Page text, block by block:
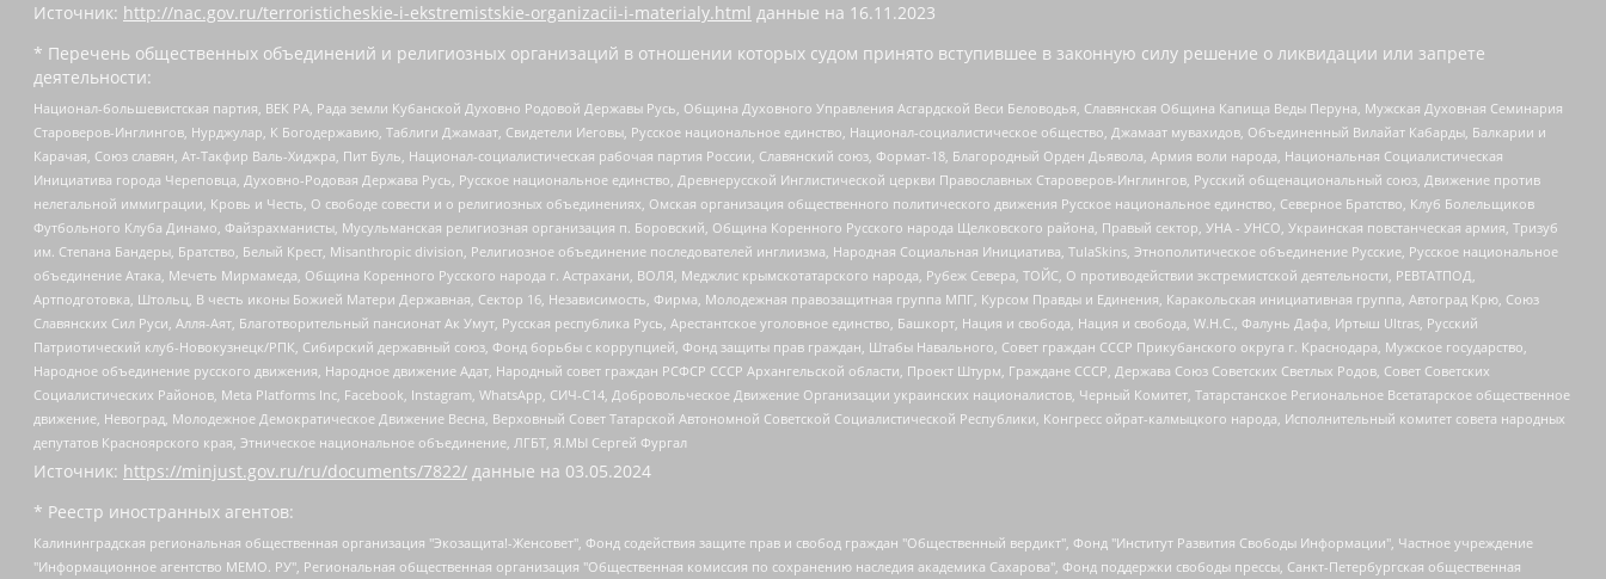
Источник: http://nac.gov.ru/terroristicheskie-i-ekstremistskie-organizacii-i-materialy.html данные на 16.11.2023
* Перечень общественных объединений и религиозных организаций в отношении которых судом принято вступившее в законную силу решение о ликвидации или запрете
деятельности:
Национал-большевистская партия, ВЕК РА, Рада земли Кубанской Духовно Родовой Державы Русь, Община Духовного Управления Асгардской Веси Беловодья, Славянская Община Капища Веды Перуна, Мужская Духовная Семинария
Староверов-Инглингов, Нурджулар, К Богодержавию, Таблиги Джамаат, Свидетели Иеговы, Русское национальное единство, Национал-социалистическое общество, Джамаат мувахидов, Объединенный Вилайат Кабарды, Балкарии и
Карачая, Союз славян, Ат-Такфир Валь-Хиджра, Пит Буль, Национал-социалистическая рабочая партия России, Славянский союз, Формат-18, Благородный Орден Дьявола, Армия воли народа, Национальная Социалистическая
Инициатива города Череповца, Духовно-Родовая Держава Русь, Русское национальное единство, Древнерусской Инглистической церкви Православных Староверов-Инглингов, Русский общенациональный союз, Движение против
нелегальной иммиграции, Кровь и Честь, О свободе совести и о религиозных объединениях, Омская организация общественного политического движения Русское национальное единство, Северное Братство, Клуб Болельщиков
Футбольного Клуба Динамо, Файзрахманисты, Мусульманская религиозная организация п. Боровский, Община Коренного Русского народа Щелковского района, Правый сектор, УНА - УНСО, Украинская повстанческая армия, Тризуб
им. Степана Бандеры, Братство, Белый Крест, Misanthropic division, Религиозное объединение последователей инглиизма, Народная Социальная Инициатива, TulaSkins, Этнополитическое объединение Русские, Русское национальное
объединение Атака, Мечеть Мирмамеда, Община Коренного Русского народа г. Астрахани, ВОЛЯ, Меджлис крымскотатарского народа, Рубеж Севера, ТОЙС, О противодействии экстремистской деятельности, РЕВТАТПОД,
Артподготовка, Штольц, В честь иконы Божией Матери Державная, Сектор 16, Независимость, Фирма, Молодежная правозащитная группа МПГ, Курсом Правды и Единения, Каракольская инициативная группа, Автоград Крю, Союз
Славянских Сил Руси, Алля-Аят, Благотворительный пансионат Ак Умут, Русская республика Русь, Арестантское уголовное единство, Башкорт, Нация и свобода, Нация и свобода, W.H.С., Фалунь Дафа, Иртыш Ultras, Русский
Патриотический клуб-Новокузнецк/РПК, Сибирский державный союз, Фонд борьбы с коррупцией, Фонд защиты прав граждан, Штабы Навального, Совет граждан СССР Прикубанского округа г. Краснодара, Мужское государство,
Народное объединение русского движения, Народное движение Адат, Народный совет граждан РСФСР СССР Архангельской области, Проект Штурм, Граждане СССР, Держава Союз Советских Светлых Родов, Совет Советских
Социалистических Районов, Meta Platforms Inc, Facebook, Instagram, WhatsApp, СИЧ-С14, Добровольческое Движение Организации украинских националистов, Черный Комитет, Татарстанское Региональное Всетатарское общественное
движение, Невоград, Молодежное Демократическое Движение Весна, Верховный Совет Татарской Автономной Советской Социалистической Республики, Конгресс ойрат-калмыцкого народа, Исполнительный комитет совета народных
депутатов Красноярского края, Этническое национальное объединение, ЛГБТ, Я.МЫ Сергей Фургал
Источник: https://minjust.gov.ru/ru/documents/7822/ данные на 03.05.2024
* Реестр иностранных агентов:
Калининградская региональная общественная организация "Экозащита!-Женсовет", Фонд содействия защите прав и свобод граждан "Общественный вердикт", Фонд "Институт Развития Свободы Информации", Частное учреждение "Информационное агентство МЕМО. РУ", Региональная общественная организация "Общественная комиссия по сохранению наследия академика Сахарова", Фонд поддержки свободы прессы, Санкт-Петербургская общественная правозащитная организация "Гражданский контроль", Межрегиональная общественная организация "Информационно-просветительский центр "Мемориал", Региональный Фонд "Центр Защиты Прав Средств Массовой Информации", с 05.12.2023 Фонд "Центр Защиты Прав Средств массовой информации", Региональная общественная благотворительная организация помощи беженцам и мигрантам "Гражданское содействие", Негосударственное образовательное учреждение дополнительного профессионального образования (повышение квалификации) специалистов "АКАДЕМИЯ ПО ПРАВАМ ЧЕЛОВЕКА", Свердловская региональная общественная организация "Сутяжник", Автономная некоммерческая организация "Центр независимых социологических исследований", Союз общественных объединений "Российский исследовательский центр по правам человека", Региональное общественное учреждение научно-информационный центр "МЕМОРИАЛ", Некоммерческая организация "Фонд защиты гласности", Автономная некоммерческая организация "Институт прав человека", Городская общественная организация "Екатеринбургское общество "МЕМОРИАЛ", Городская общественная организация "Рязанское историко-просветительское и правозащитное общество "Мемориал" (Рязанский Мемориал), Челябинский региональный орган общественной самодеятельности – женское общественное объединение "Женщины Евразии", Челябинский региональный орган общественной самодеятельности "Уральская правозащитная группа", Фонд содействия защите здоровья и социальной справедливости имени Андрея Рылькова, Автономная Некоммерческая Организация "Аналитический Центр Юрия Левады", Автономная некоммерческая организация социальной поддержки населения "Проект Апрель", Региональная общественная организация помощи женщинам и детям, находящимся в кризисной ситуации "Информационно-методический центр "Анна", Фонд содействия развитию массовых коммуникаций и правовому просвещению "Так-так-Так", Фонд содействия устойчивому развитию "Серебряная тайга", Свердловский региональный общественный фонд социальных проектов "Новое время", "Idel.Реалии", Кавказ.Реалии, Крым.Реалии, Телеканал Настоящее Время, Татаро-башкирская служба Радио Свобода (Azatliq Radiosi), Радио Свободная Европа/Радио Свобода (PCE/PC), "Сибирь.Реалии", "Фактограф", Благотворительный фонд помощи осужденным и их семьям, Автономная некоммерческая организация "Институт глобализации и социальных движений", Фонд "В защиту прав заключенных", Частное учреждение "Центр поддержки и содействия развитию средств массовой информации", Пензенский региональный общественный благотворительный фонд "Гражданский союз", "Север.Реалии", Некоммерческая организация Фонд "Правовая инициатива", Общество с ограниченной ответственностью "Радио Свободная Европа/Радио Свобода", Чешское информационное агентство "MEDIUM-ORIENT", Красноярская региональная общественная организация "Мы против СПИДа", Камалягин Денис Николаевич, Маркелов Сергей Евгеньевич, Пономарев Лев Александрович, Савицкая Людмила Алексеевна, Автономная некоммерческая организация "Центр по работе с проблемой насилия "НАСИЛИЮ.НЕТ", Межрегиональный профессиональный союз работников здравоохранения "Альянс врачей", Юридическое лицо, зарегистрированное в Латвийской Республике, SIA "Medusa Project" (регистрационный номер 40103797863, дата регистрации 10.06.2014), Некоммерческая организация "Фонд по борьбе с коррупцией", Автономная некоммерческая организация "Институт права и публичной политики", Баданин Роман Сергеевич, Гликин Максим Александрович, Железнова Мария Михайловна, Лукьянова Юлия Сергеевна, Маетная Елизавета Витальевна, Маняхин Петр Борисович, Чуракова Ольга Владимировна, Ярош Юлия Петровна, Юридическое лицо "The Insider SIA", зарегистрированное в Риге, Латвийская Республика (дата регистрации 26.06.2015), являющееся администратором доменного имени интернет-издания "The Insider SIA", https://theins.ru, Постернак Алексей Евгеньевич, Рубин Михаил Аркадьевич, Анин Роман Александрович, Юридическое лицо Istories fonds, зарегистрированное в Латвийской Республике (регистрационный номер 50008295751, дата регистрации 24.02.2020), Великовский Дмитрий Александрович, Долинина Ирина Николаевна, Мароховская Алеся Алексеевна, Шлейнов Роман Юрьевич, Шмагун Олеся Валентиновна, Общество с ограниченной ответственностью "Альтаир 2021", Общество с ограниченной ответственностью "Вега 2021", Общество с ограниченной ответственностью "Главный редактор 2021", Общество с ограниченной ответственностью "Ромашки монолит", Важенков Артем Валерьевич, Ивановская областная общественная организация "Центр гендерных исследований", Гурман Юрий Альбертович, Медиапроект "ОВД-Инфо", Егоров Владимир Владимирович, Жилинский Владимир Александрович, Общество с ограниченной ответственностью "ЗП", Иванова София Юрьевна, Карезина Инна Павловна, Кильтау Екатерина Викторовна, Петров Алексей Викторович, Пискунов Сергей Евгеньевич, Смирнов Сергей Сергеевич, Тихонов Михаил Сергеевич, Общество с ограниченной ответственностью "ЖУРНАЛИСТ-ИНОСТРАННЫЙ АГЕНТ", Арапова Галина Юрьевна, Вольтская Татьяна Анатольевна, Американская компания "Mason G.E.S. Anonymous Foundation" (США), являющаяся владельцем интернет-издания https://mnews.world/, Компания "Stichting Bellingcat", зарегистрированная в Нидерландах (дата регистрации 11.07.2018), Захаров Андрей Вячеславович, Клепиковская Екатерина Дмитриевна, Общество с ограниченной ответственностью "МЕМО", Перл Роман Александрович, Симонов Евгений Алексеевич, Соловьева Елена Анатольевна, Сотников Даниил Владимирович, Сурначева Елизавета Дмитриевна, Автономная некоммерческая организация по защите прав человека и информированию населения "Якутия – Наше Мнение", Общество с ограниченной ответственностью "Москоу диджитал медиа", с 26.01.2023 Общество с ограниченной ответственностью "Чайка Белые сады", Ветошкина Валерия Валерьевна, Заговора Максим Александрович, Межрегиональное общественное движение "Российская ЛГБТ - сеть", Оленичев Максим Владимирович, Павлов Иван Юрьевич, Скворцова Елена Сергеевна, Общество с ограниченной ответственностью "Как бы инагент", Кочетков Игорь Викторович, Общество с ограниченной ответственностью "Честные выборы", Еланчик Олег Александрович, Общество с ограниченной ответственностью "Нобелевский призыв", Гималова Регина Эмилевна, Григорьев Андрей Валерьевич, Григорьева Алина Александровна, Ассоциация по содействию защите прав призывников, альтернативнослужащих и военнослужащих "Правозащитная группа "Гражданин.Армия.Право", Хисамова Регина Фаритовна, Автономная некоммерческая организация по реализации социально-правовых программ "Лилит", Дальневосточное общественное движение "Маяк", Санкт-Петербургская ЛГБТ-инициативная группа "Выход", Инициативная группа ЛГБТ+ "Реверс", Алексеев Андрей Викторович, Бекбулатова Таисия Львовна, Беляев Иван Михайлович, Владыкина Елена Сергеевна, Гельман Марат Александрович, Никульшина Вероника Юрьевна, Толоконникова Надежда Андреевна, Шендерович Виктор Анатольевич, Общество с ограниченной ответственностью "Данное сообщение", Общество с ограниченной ответственностью Издательский дом "Новая глава", Айнбиндер Александра Александровна, Московский комьюнити-центр для ЛГБТ+инициатив, Благотворительный фонд развития филантропии, Deutsche Welle (Германия, Kurt-Schumacher-Strasse 3, 53113 Bonn), Борзунова Мария Михайловна, Воробьев Виктор Викторович, Голубева Анна Львовна, Константинова Алла Михайловна, Малкова Ирина Владимировна, Мурадов Мурад Абдулгалимович, Осетинская Елизавета Николаевна, Понасенков Евгений Николаевич, Ганапольский Матвей Юрьевич, Киселев Евгений Алексеевич, Борухович Ирина Григорьевна, Дремин Иван Тимофеевич, Дубровский Дмитрий Викторович, Красноярская региональная общественная организация поддержки и развития альтернативных образовательных технологий и межкультурных коммуникаций "ИНТЕРРА", Маяковская Екатерина Алексеевна, Фейгин Марк Захарович, Филимонов Андрей Викторович, Дзугкоева Регина Николаевна, Доброхотов Роман Александрович, Дудь Юрий Александрович, Елкин Сергей Владимирович, Кругликов Кирилл Игоревич, Сабунаева Мария Леонидовна, Семенов Алексей Владимирович, Шаинян Карен Багратович, Шульман Екатерина Михайловна, Асафьев Артур Валерьевич, Вахштайн Виктор Семенович, Венедиктов Алексей Алексеевич, Лушникова Екатерина Евгеньевна, Волков Леонид Михайлович, Невзоров Александр Глебович, Пархоменко Сергей Борисович, Сироткин Ярослав Николаевич, Кара-Мурза Владимир Владимирович, Баранова Наталья Владимировна, Гозман Леонид Яковлевич, Кагарлицкий Борис Юльевич, Климарев Михаил Валерьевич, Милов Владимир Станиславович, Автономная некоммерческая организация Краснодарский центр современного искусства "Типография", Моргенштерн Алишер Тагирович, Соболь Любовь Эдуардовна, Общество с ограниченной ответственностью "ЛИЗА НОРМ", Каспаров Гарри Кимович, Ходорковский Михаил Борисович, Общество с ограниченной ответственностью "Апрельские тезисы", Данилович Ирина Брониславовна, Кашин Олег Владимирович, Петров Николай Владимирович, Пивоваров Алексей Владимирович, Соколов Михаил Владимирович, Цветкова Юлия Владимировна, Чичваркин Евгений Александрович, Комитет против пыток/Команда против пыток, Общество с ограниченной ответственностью "Первый научный", Общество с ограниченной ответственностью "Вертолет и ко", Белоцерковская Вероника Борисовна, Кац Максим Евгеньевич, Лазарева Татьяна Юрьевна, Шаведдинов Руслан Табризович, Яшин Илья Валерьевич, Общество с ограниченной ответственностью "Иноагент ААВ", Алешковский Дмитрий Петрович, Альбац Евгения Марковна, Быков Дмитрий Львович, Галямина Юлия Евгеньевна, Лойко Сергей Леонидович, Мартынов Кирилл Константинович, Медведев Сергей Александрович, Крашенинников Федор Геннадиевич, Гордеева Катерина Вл